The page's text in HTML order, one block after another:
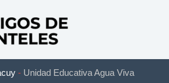
- Unidad Educativa Agua Viva